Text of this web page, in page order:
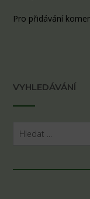
Pro přidávání
VYHLEDÁVÁNÍ